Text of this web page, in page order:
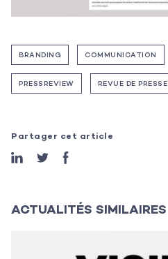
L’agence
Les projets
L’équipe
BRANDING COMMUNICATION
PRESSREVIEW REVUE DE PRESSE
Partager cet article
ACTUALITÉS SIMILAIRES